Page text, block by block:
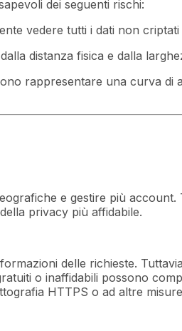
dei seguenti rischi:
vedere tutti i dati non criptati
distanza fisica e dalla
rappresentare una curva di
e gestire più account.
privacy più affidabile.
delle richieste.
o inaffidabili possono
HTTPS o ad altre